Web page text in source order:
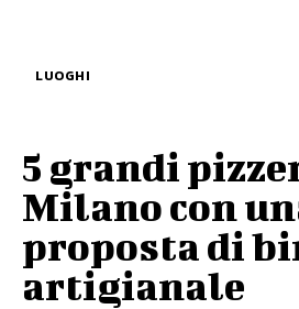
LUOGHI
5 grandi
Milano con
proposta di
artigianale